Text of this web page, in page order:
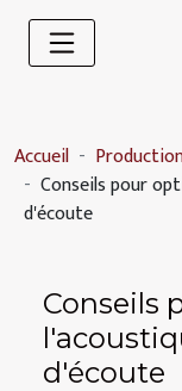
Accueil
Conseils pour
d'écoute
Conseils
d'écoute